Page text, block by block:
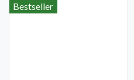
Bestseller